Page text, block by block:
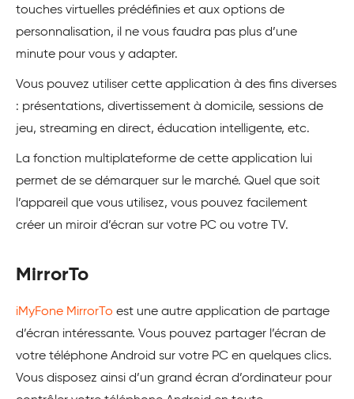
touches virtuelles prédéfinies et aux options de
personnalisation, il ne vous faudra pas plus d’une
minute pour vous y adapter.
Vous pouvez utiliser cette application à des fins diverses
: présentations, divertissement à domicile, sessions de
jeu, streaming en direct, éducation intelligente, etc.
La fonction multiplateforme de cette application lui
permet de se démarquer sur le marché. Quel que soit
l’appareil que vous utilisez, vous pouvez facilement
créer un miroir d’écran sur votre PC ou votre TV.
MirrorTo
iMyFone MirrorTo est une autre application de partage
d’écran intéressante. Vous pouvez partager l’écran de
votre téléphone Android sur votre PC en quelques clics.
Vous disposez ainsi d’un grand écran d’ordinateur pour